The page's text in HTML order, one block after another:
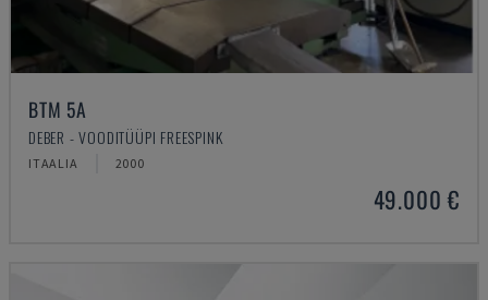
BTM 5A
DEBER - VOODITÜÜPI FREESPINK
ITAALIA 2000
49.000 €